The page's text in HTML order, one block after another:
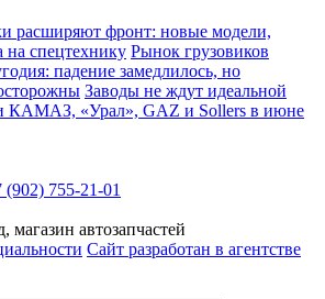
расширяют фронт: новые модели,
на спецтехнику Рынок грузовиков
падение замедлилось, но
Заводы не ждут идеальной
КАМАЗ, «Урал», GAZ и Sollers в июне
(902) 755-21-01
автозапчастей
Сайт разработан в агентстве